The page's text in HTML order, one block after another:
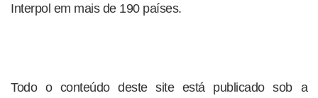
Interpol em mais de 190 países.
Todo o conteúdo deste site está publicado sob a